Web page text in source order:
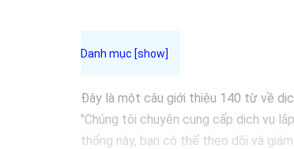
Đây là một câu giới thiệu 140 từ về
"Chúng tôi chuyên cung cấp dịch vụ
thống này, bạn có thể theo dõi và